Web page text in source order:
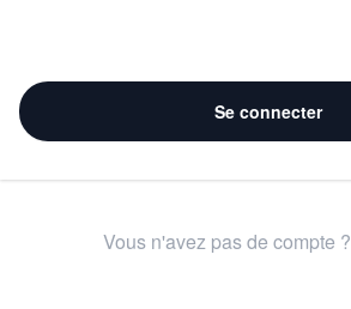
Se connecter
Vous n'avez pas de compte ?